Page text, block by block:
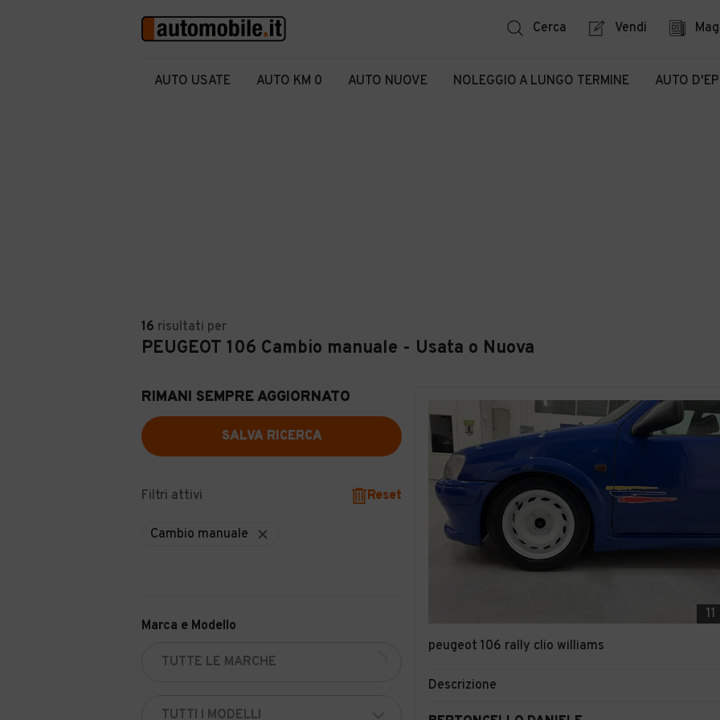
Cerca Vendi
AUTO USATE AUTO KM 0 AUTO NUOVE NOLEGGIO A LUNGO TERMINE AUTO
16 risultati per
PEUGEOT 106 Cambio manuale - Usata o Nuova
RIMANI SEMPRE AGGIORNATO
SALVA RICERCA
Filtri attivi Reset
Cambio manuale
Marca e Modello
11
peugeot 106 rally clio williams
Descrizione